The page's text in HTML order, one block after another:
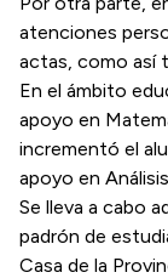
atenciones
actas, como así
En el ámbito
apoyo en
incrementó el
apoyo en
Se lleva a cabo
padrón de
Casa de la